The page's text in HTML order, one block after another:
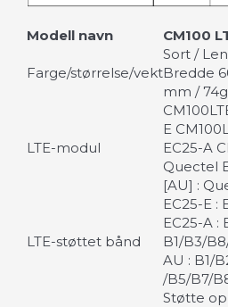
Modell navn CM100
Farge/størrelse/vekt
Sort /
Bredde
mm / 74g
LTE-modul
E
EC25-A
Quectel
[AU] :
LTE-støttet bånd
EC25-E :
EC25-A :
B1/B3/
AU : B1/
/B5/B7/
Støtte